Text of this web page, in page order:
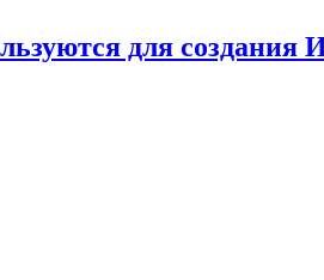
для создания